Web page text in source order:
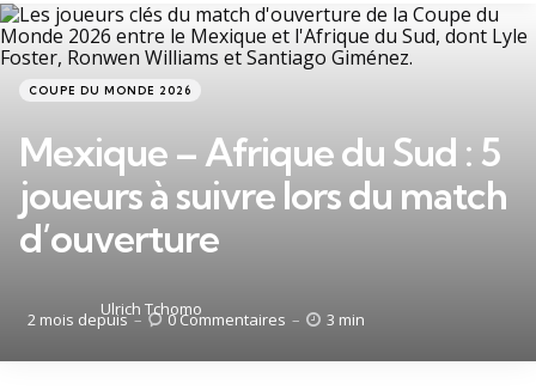
Catégories
Posté
dans
COUPE DU MONDE 2026
Mexique – Afrique du Sud : 5
joueurs à suivre lors du match
d’ouverture
Posté
par
Ulrich Tchomo
2 mois depuis 0Commentaires 3 min